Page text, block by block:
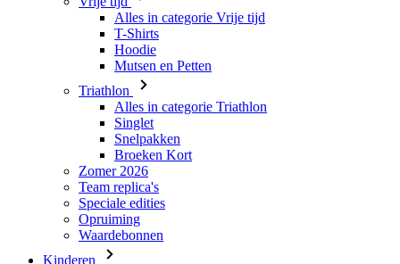
Triathlon
Alles in categorie Triathlon
Singlet
Snelpakken
Broeken Kort
Zomer 2026
Team replica's
Speciale edities
Opruiming
Waardebonnen
Kinderen
Alles in categorie Kinderen
Fietsen
Alles in categorie Fietsen